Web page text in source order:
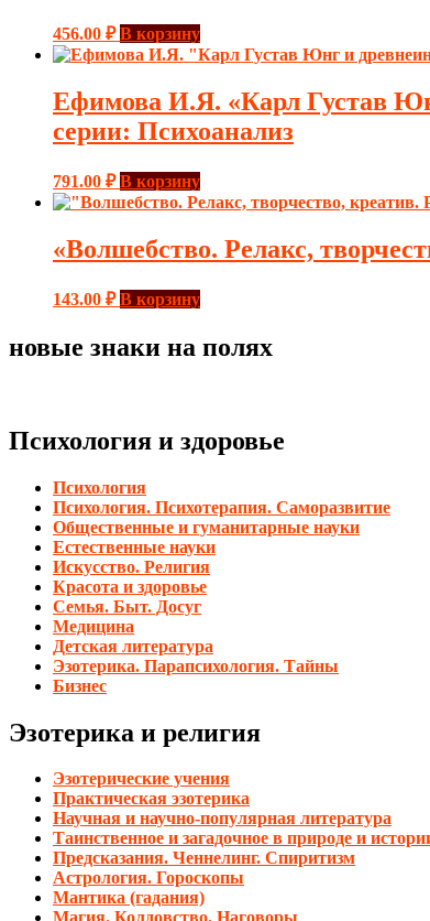
456.00 ₽ В корзину
Ефимова И.Я. «Карл Густав
серии: Психоанализ
791.00 ₽ В корзину
«Волшебство. Релакс,
143.00 ₽ В корзину
новые знаки на полях
Психология и здоровье
Психология
Психология. Психотерапия. Саморазвитие
Общественные и гуманитарные науки
Естественные науки
Искусство. Религия
Красота и здоровье
Семья. Быт. Досуг
Медицина
Детская литература
Эзотерика. Парапсихология. Тайны
Бизнес
Эзотерика и религия
Эзотерические учения
Практическая эзотерика
Научная и научно-популярная литература
Таинственное и загадочное в природе и
Предсказания. Ченнелинг. Спиритизм
Астрология. Гороскопы
Мантика (гадания)